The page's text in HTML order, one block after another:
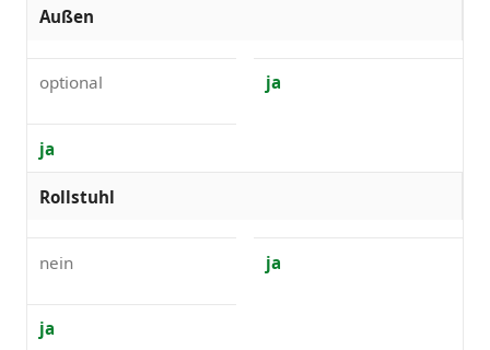
Außen
optional ja
ja
Rollstuhl
nein ja
ja